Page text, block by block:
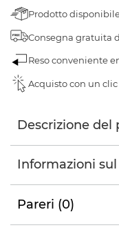
Prodotto
Consegna gratuita
Reso conveniente
Acquisto con un clic
Descrizione del
Informazioni
Pareri (0)